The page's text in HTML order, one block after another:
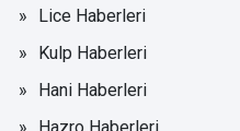
Lice Haberleri
Kulp Haberleri
Hani Haberleri